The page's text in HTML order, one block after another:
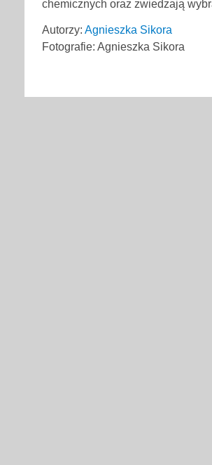
chemicznych oraz zwiedzają
Autorzy: Agnieszka Sikora
Fotografie: Agnieszka Sikora